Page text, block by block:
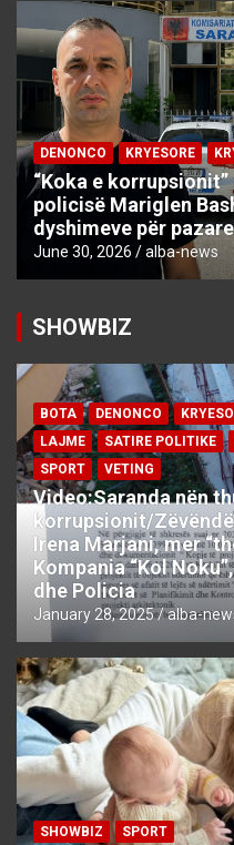
DENONCO KRYESORE
“Koka e
policisë Mariglen
dyshimeve për
June 30, 2026 alba-news
SHOWBIZ
BOTA DENONCO
LAJME
SATIRE POLITIKE
SPORT
VETING
Video:Saranda nën
korrupsionit/
Irena Marjani, mer
Kompania “Kol
dhe Policia
January 28, 2025 alba-
SHOWBIZ SPORT